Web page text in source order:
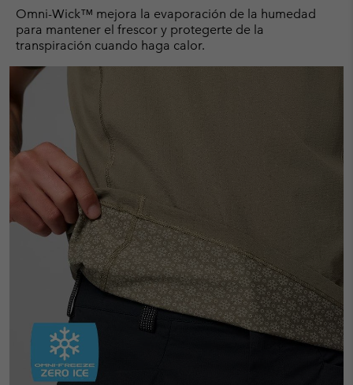
Omni-Wick™ mejora la evaporación de la humedad
para mantener el frescor y protegerte de la
transpiración cuando haga calor.